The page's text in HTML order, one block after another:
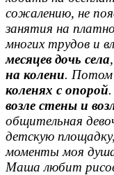
сожалению, не
занятия на
многих трудов и
месяцев дочь села
на колени. Потом
коленях с опорой
возле стены и
общительная
детскую
моменты моя
Маша любит